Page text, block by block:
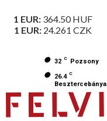
1 EUR: 364.50HUF
1 EUR: 24.261 CZK
32 C Pozsony
26.4 C
Besztercebánya